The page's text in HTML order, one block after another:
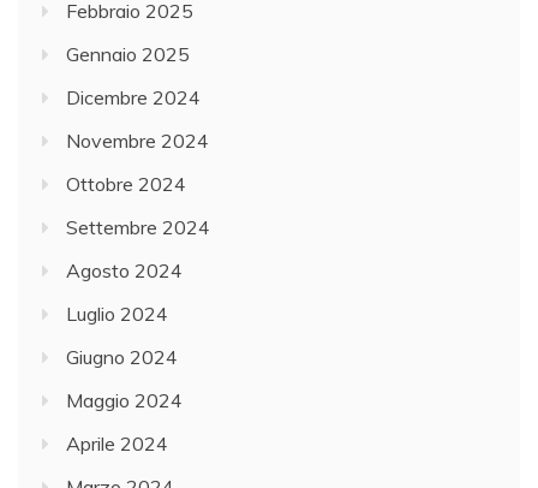
Febbraio 2025
Gennaio 2025
Dicembre 2024
Novembre 2024
Ottobre 2024
Settembre 2024
Agosto 2024
Luglio 2024
Giugno 2024
Maggio 2024
Aprile 2024